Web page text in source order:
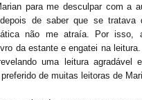
para me desculpar com a
de saber que se tratava
não me atraía. Por isso,
da estante e engatei na
uma leitura agradável
de muitas leitoras de